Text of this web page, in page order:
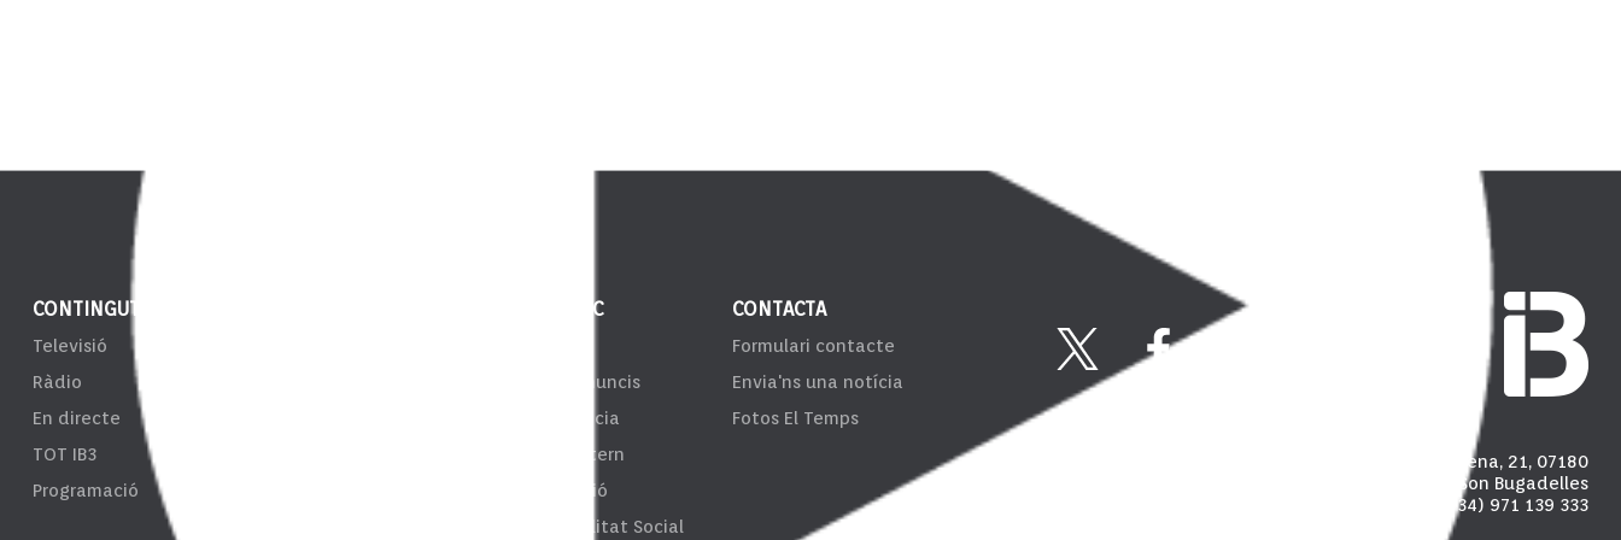
CONTINGUT
Televisió
Ràdio
En directe
TOT IB3
Programació
ENS PÚBLIC
Tauler d'anuncis
Transparència
Sistema Intern
d'Informació
Responsibilitat Social
CONTACTA
Formulari contacte
Envia'ns una notícia
Fotos El Temps
Carrer Madalena, 21, 07180
Polígon industrial de Son Bugadelles
(+34) 971 139 333